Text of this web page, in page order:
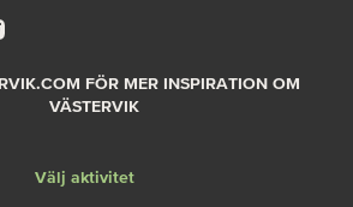
FÖR MER INSPIRATION OM
VÄSTERVIK
Välj aktivitet